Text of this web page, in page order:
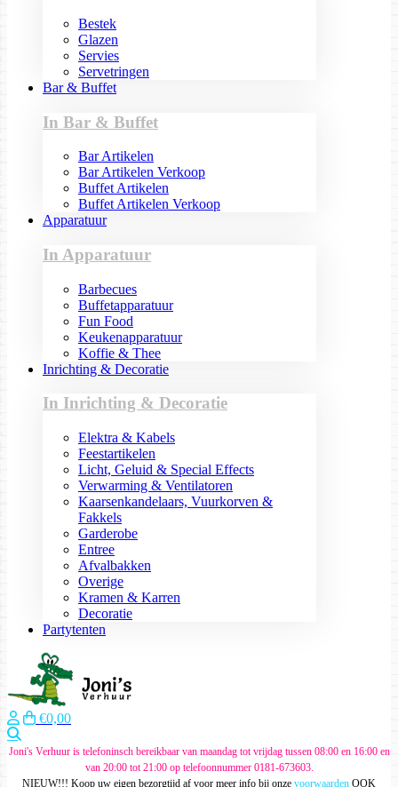
Bestek
Glazen
Servies
Servetringen
Bar & Buffet
In Bar & Buffet
Bar Artikelen
Bar Artikelen Verkoop
Buffet Artikelen
Buffet Artikelen Verkoop
Apparatuur
In Apparatuur
Barbecues
Buffetapparatuur
Fun Food
Keukenapparatuur
Koffie & Thee
Inrichting & Decoratie
In Inrichting & Decoratie
Elektra & Kabels
Feestartikelen
Licht, Geluid & Special Effects
Verwarming & Ventilatoren
Kaarsenkandelaars, Vuurkorven &
Fakkels
Garderobe
Entree
Afvalbakken
Overige
Kramen & Karren
Decoratie
Partytenten
€0,00
Joni's Verhuur is telefoninsch bereikbaar van maandag tot vrijdag tussen 08:00 en 16:00 en
van 20:00 tot 21:00 op telefoonnummer 0181-673603.
NIEUW!!! Koop uw eigen bezorgtijd af voor meer info bij onze voorwaarden OOK